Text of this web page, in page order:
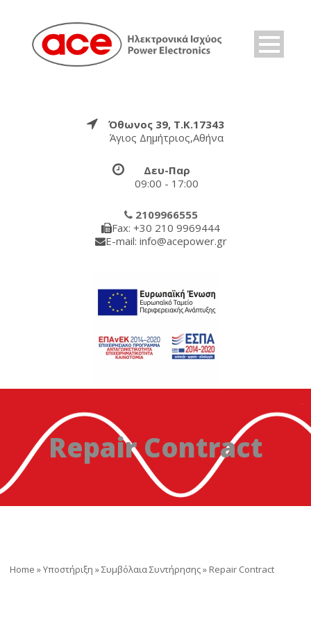
Όθωνος 39, Τ.Κ.17343
Άγιος Δημήτριος,Αθήνα
Δευ-Παρ
09:00 - 17:00
2109966555
Fax: +30 210 9969444
E-mail: info@acepower.gr
Repair Contract
Home »Υποστήριξη »Συμβόλαια Συντήρησης» Repair Contract